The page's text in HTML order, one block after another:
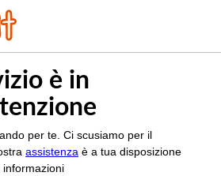
è in
per te. Ci scusiamo per il
assistenza è a tua disposizione
informazioni